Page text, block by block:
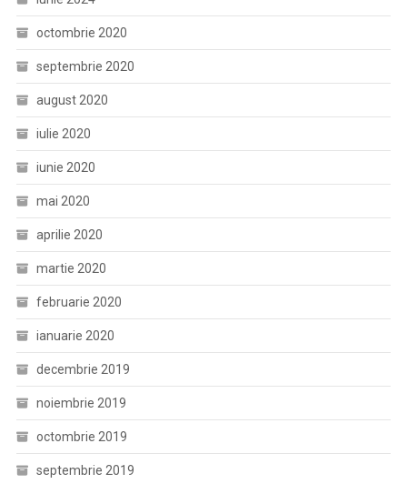
octombrie 2020
septembrie 2020
august 2020
iulie 2020
iunie 2020
mai 2020
aprilie 2020
martie 2020
februarie 2020
ianuarie 2020
decembrie 2019
noiembrie 2019
octombrie 2019
septembrie 2019